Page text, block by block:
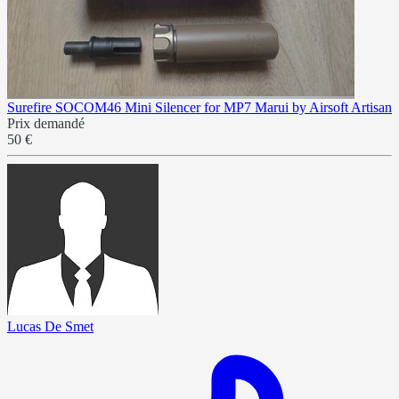
Surefire SOCOM46 Mini Silencer for MP7 Marui by Airsoft Artisan
Prix demandé
50 €
Lucas De Smet